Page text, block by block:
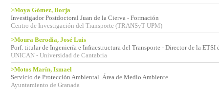
>Moya Gómez, Borja
Investigador Postdoctoral Juan de la Cierva - Formación
Centro de Investigación del Transporte (TRANSyT-UPM)
>Moura Berodia, José Luis
Porf. titular de Ingeniería e Infraestructura del Transporte - Director de la ETSI
UNICAN - Universidad de Cantabria
>Motos Marín, Ismael
Servicio de Protección Ambiental. Área de Medio Ambiente
Ayuntamiento de Granada